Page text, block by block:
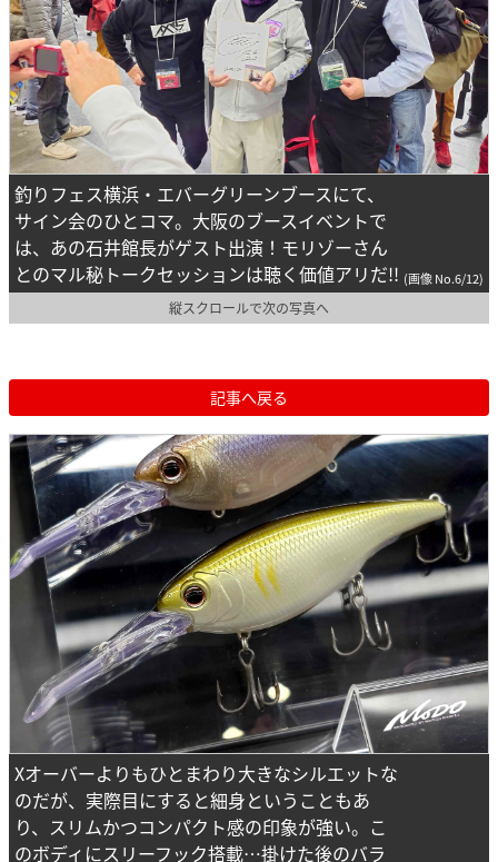
釣りフェス横浜・エバーグリーンブースにて、
サイン会のひとコマ。大阪のブースイベントで
は、あの石井館長がゲスト出演！モリゾーさん
とのマル秘トークセッションは聴く価値アリだ!! (画像 No.6/12)
縦スクロールで次の写真へ
記事へ戻る
Xオーバーよりもひとまわり大きなシルエットな
のだが、実際目にすると細身ということもあ
り、スリムかつコンパクト感の印象が強い。こ
のボディにスリーフック搭載…掛けた後のバラ